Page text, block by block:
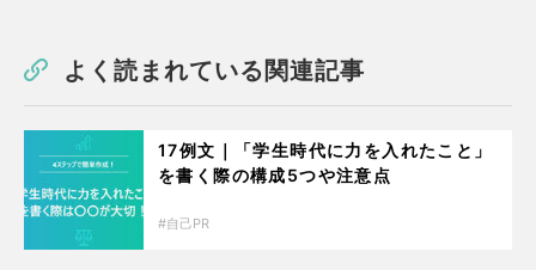
よく読まれている関連記事
17例文｜「学生時代に力を入れたこと」
を書く際の構成5つや注意点
自己PR